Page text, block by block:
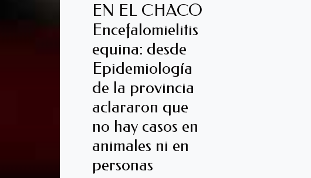
EN EL CHACO
Encefalomielitis
equina: desde
Epidemiología
de la provincia
aclararon que
no hay casos en
animales ni en
personas